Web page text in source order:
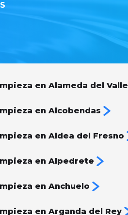
en Alameda del Valle
en Alcobendas
en Aldea del Fresno
en Alpedrete
en Anchuelo
en Arganda del Rey